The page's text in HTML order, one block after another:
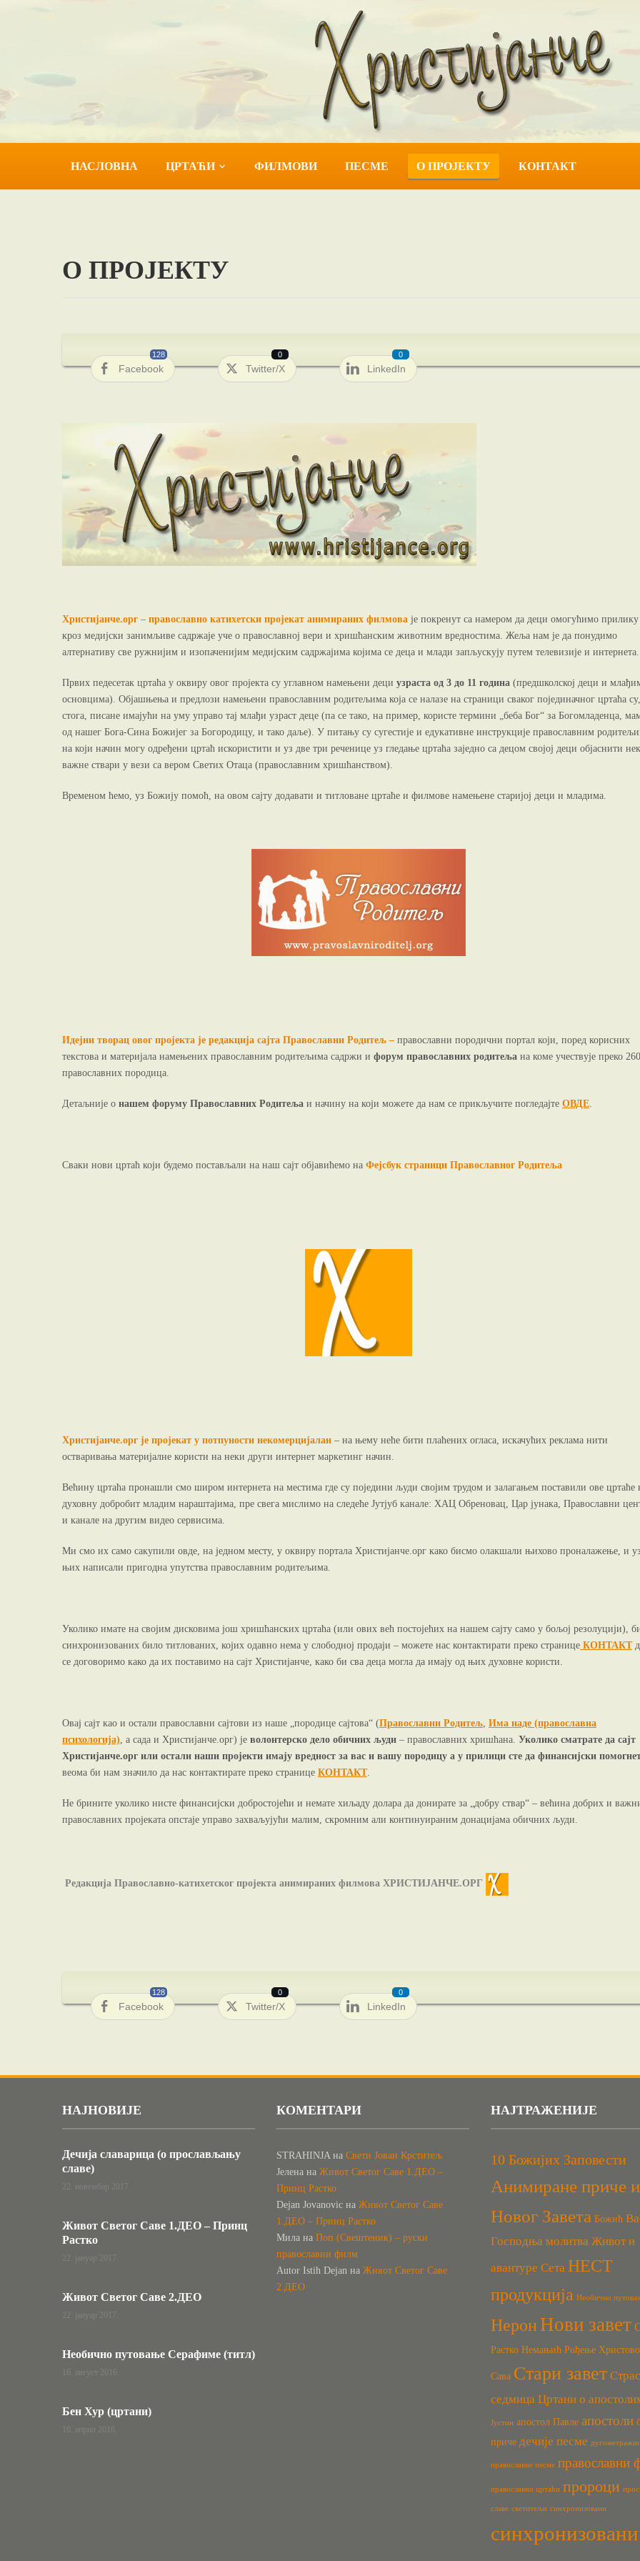
НАСЛОВНА ЦРТАЋИ ФИЛМОВИ ПЕСМЕ О ПРОЈЕКТУ КОНТАКТ
О ПРОЈЕКТУ
Facebook
128
Twitter/X
0
LinkedIn
0
Христијанче.орг – православно катихетски пројекат анимираних филмова је покренут са намером да деци омогућимо прилику
кроз медијски занимљиве садржаје уче о православној вери и хришћанским животним вредностима. Жеља нам је да понудимо
алтернативу све ружнијим и изопаченијим медијским садржајима којима се деца и млади запљускују путем телевизије и интернета.
Првих педесетак цртаћа у оквиру овог пројекта су углавном намењени деци узраста од 3 до 11 година (предшколској деци и
основцима). Објашњења и предлози намењени православним родитељима која се налазе на страници сваког појединачног цртаћа су,
стога, писане имајући на уму управо тај млађи узраст деце (па се тако, на пример, користе термини „беба Бог“ за Богомладенца,
од нашег Бога-Сина Божијег за Богородицу, и тако даље). У питању су сугестије и едукативне инструкције православним
на који начин могу одређени цртаћ искористити и уз две три реченице уз гледање цртаћа заједно са децом својој деци објаснити
важне ствари у вези са вером Светих Отаца (православним хришћанством).
Временом ћемо, уз Божију помоћ, на овом сајту додавати и титловане цртаће и филмове намењене старијој деци и младима.
Идејни творац овог пројекта је редакција сајта Православни Родитељ – православни породични портал који, поред корисних
текстова и материјала намењених православним родитељима садржи и форум православних родитеља на коме учествује преко 260
православних породица.
Детаљније о нашем форуму Православних Родитеља и начину на који можете да нам се прикључите погледајте ОВДЕ.
Сваки нови цртаћ који будемо постављали на наш сајт објавићемо на Фејсбук страници Православног Родитеља
Христијанче.орг је пројекат у потпуности некомерцијалан – на њему неће бити плаћених огласа, искачућих реклама нити
остваривања материјалне користи на неки други интернет маркетинг начин.
Већину цртаћа пронашли смо широм интернета на местима где су поједини људи својим трудом и залагањем поставили ове цртаће
духовну добробит младим нараштајима, пре свега мислимо на следеће Јутјуб канале: ХАЦ Обреновац, Цар јунака, Православни
и канале на другим видео сервисима.
Ми смо их само сакупили овде, на једном месту, у оквиру портала Христијанче.орг како бисмо олакшали њихово проналажење, и
њих написали пригодна упутства православним родитељима.
Уколико имате на својим дисковима још хришћанских цртаћа (или ових већ постојећих на нашем сајту само у бољој резолуцији),
синхронизованих било титлованих, којих одавно нема у слободној продаји – можете нас контактирати преко странице КОНТАКТ
се договоримо како да их поставимо на сајт Христијанче, како би сва деца могла да имају од њих духовне користи.
Овај сајт као и остали православни сајтови из наше „породице сајтова“ (Православни Родитељ, Има наде (православна
психологија), а сада и Христијанче.орг) је волонтерско дело обичних људи – православних хришћана. Уколико сматрате да сајт
Христијанче.орг или остали наши пројекти имају вредност за вас и вашу породицу а у прилици сте да финансијски
веома би нам значило да нас контактирате преко странице КОНТАКТ.
Не брините уколико нисте финансијски добростојећи и немате хиљаду долара да донирате за „добру ствар“ – већина добрих и
православних пројеката опстаје управо захваљујући малим, скромним али континуираним донацијама обичних људи.
Редакција Православно-катихетског пројекта анимираних филмова ХРИСТИЈАНЧЕ.ОРГ
Facebook
128
Twitter/X
0
LinkedIn
0
НАЈНОВИЈЕ
Дечија славарица (о прослављању
славе)
22. новембар 2017.
Живот Светог Саве 1.ДЕО – Принц
Растко
22. јануар 2017.
Живот Светог Саве 2.ДЕО
22. јануар 2017.
Необично путовање Серафиме (титл)
16. август 2016.
Бен Хур (цртани)
10. април 2016.
КОМЕНТАРИ
STRAHINJAна Свети Јован Крститељ
Јелена на Живот Светог Саве 1.ДЕО –
Принц Растко
Dejan Jovanovic на Живот Светог Саве
1.ДЕО – Принц Растко
Мила на Поп (Свештеник) – руски
православни филм
Autor Istih Dejan на Живот Светог Саве
2.ДЕО
НАЈТРАЖЕНИЈЕ
10 Божијих Заповести
Анимиране приче
Новог Завета Божић
Господња молитва Живот и
авантуре Сета НЕСТ
продукција Необично
Нерон Нови завет
Растко Немањић Рођење Христово
Сава Стари завет
седмица Цртани о
Јустин апостол Павле апостоли
приче дечије песме
православне песме православни
православни цртаћи пророци
славе светитељи синхронизовани
синхронизовани